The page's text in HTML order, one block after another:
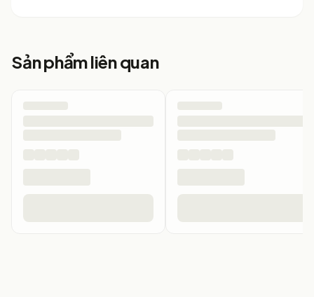
Sản phẩm liên quan